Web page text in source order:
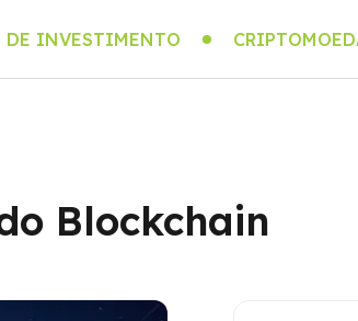
DE INVESTIMENTO
Blockchain